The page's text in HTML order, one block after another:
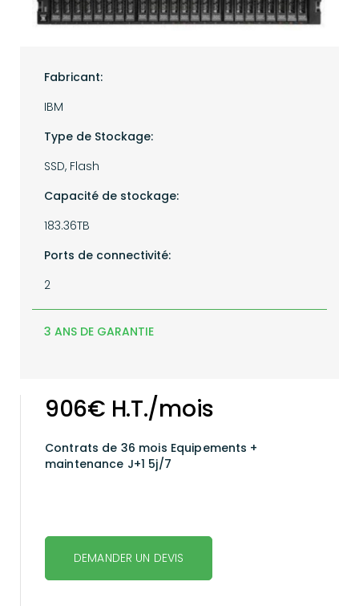
Fabricant:
IBM
Type de Stockage:
SSD, Flash
Capacité de stockage:
183.36TB
Ports de connectivité:
2
3 ANS DE GARANTIE
906€ H.T./mois
Contrats de 36 mois Equipements +
maintenance J+1 5j/7
DEMANDER UN DEVIS